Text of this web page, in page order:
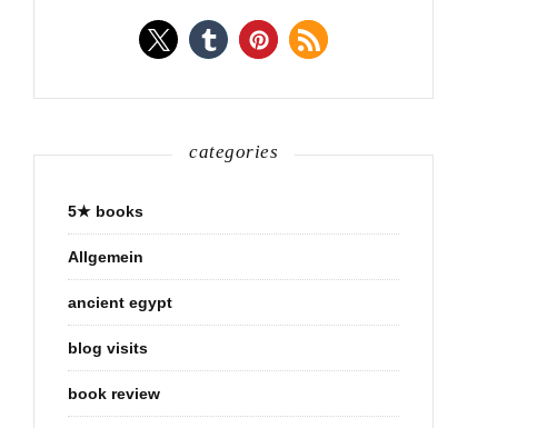
categories
5★ books
Allgemein
ancient egypt
blog visits
book review